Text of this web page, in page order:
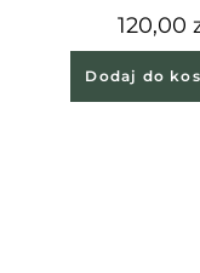
120,00
Dodaj do